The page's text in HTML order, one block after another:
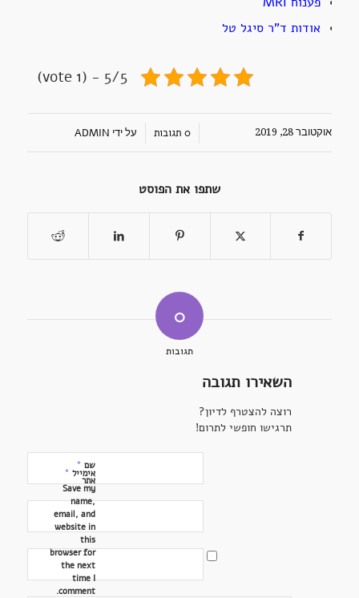
אודות ד"ר סיגל טל
5/5 - (1 vote)
אוקטובר 28, 2019 0 תגובות על ידי ADMIN
שתפו את הפוסט
0
תגובות
השאירו תגובה
רוצה להצטרף לדיון?
תרגישו חופשי לתרום!
שם *
אימייל *
אתר
Save my
name,
email, and
website in
this
browser for
the next
time I
comment.